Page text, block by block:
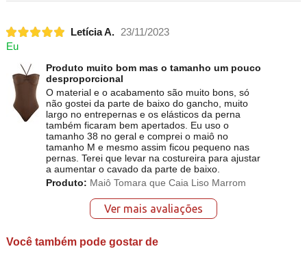
Letícia A.
23/11/2023
Eu
Produto muito bom mas o tamanho um pouco
desproporcional
O material e o acabamento são muito bons, só
não gostei da parte de baixo do gancho, muito
largo no entrepernas e os elásticos da perna
também ficaram bem apertados. Eu uso o
tamanho 38 no geral e comprei o maiô no
tamanho M e mesmo assim ficou pequeno nas
pernas. Terei que levar na costureira para ajustar
a aumentar o cavado da parte de baixo.
Produto: Maiô Tomara que Caia Liso Marrom
Ver mais avaliações
Você também pode gostar de